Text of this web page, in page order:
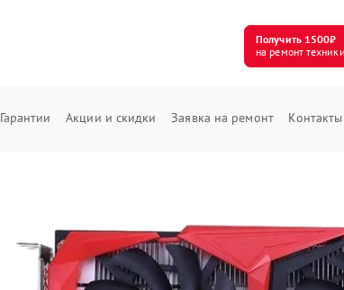
Получить 1500₽
на ремонт техники
Гарантии Акции и скидки Заявка на ремонт Контакты